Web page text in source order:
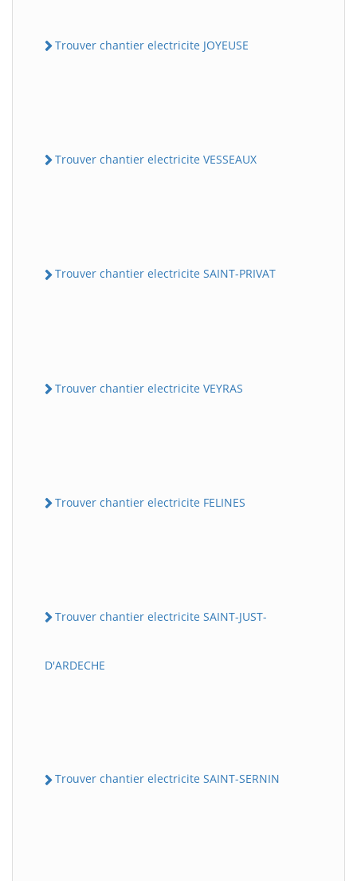
Trouver chantier electricite JOYEUSE
Trouver chantier electricite VESSEAUX
Trouver chantier electricite SAINT-PRIVAT
Trouver chantier electricite VEYRAS
Trouver chantier electricite FELINES
Trouver chantier electricite SAINT-JUST-
D'ARDECHE
Trouver chantier electricite SAINT-SERNIN